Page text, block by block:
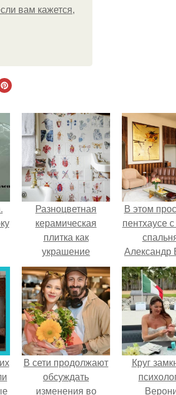
вам кажется,
Разноцветная
керамическая
плитка как
украшение
интерьера.
В этом
пентхаусе
Александр
живет со
В сети продолжают
обсуждать
изменения во
Круг